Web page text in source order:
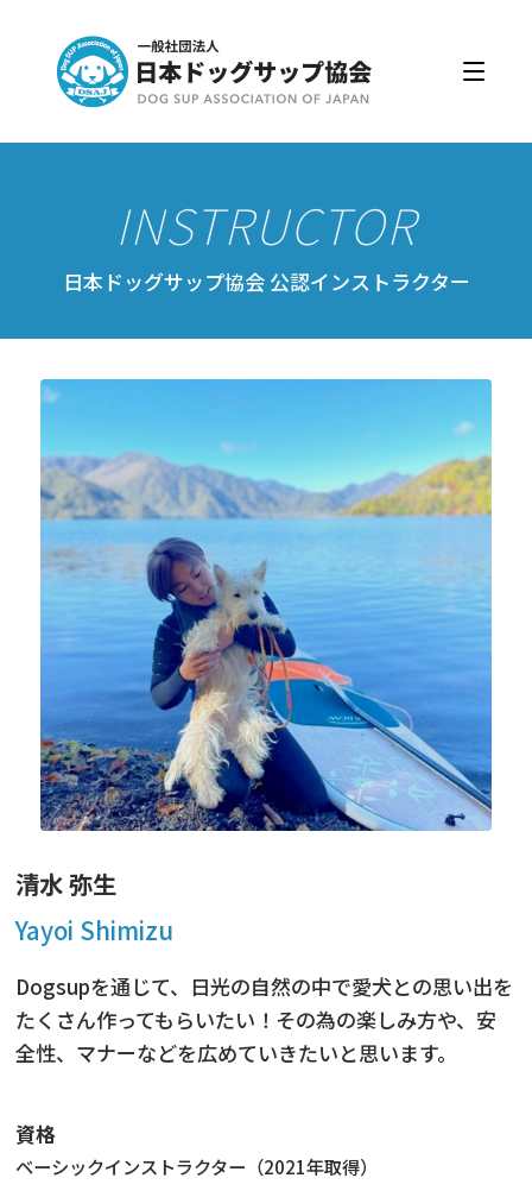
入会・更新
公認スクール・インストラクター
公認スクール案内
資格取得・協会規約
会員ページ
ドッグサップをはじめよう
ニュース
フォト＆ムービー
お問い合わせ
日本ドッグサップ協会 公認インストラクター
清水 弥生
Yayoi Shimizu
Dogsupを通じて、日光の自然の中で愛犬との思い出を
たくさん作ってもらいたい！その為の楽しみ方や、安
全性、マナーなどを広めていきたいと思います。
資格
ベーシックインストラクター（2021年取得）